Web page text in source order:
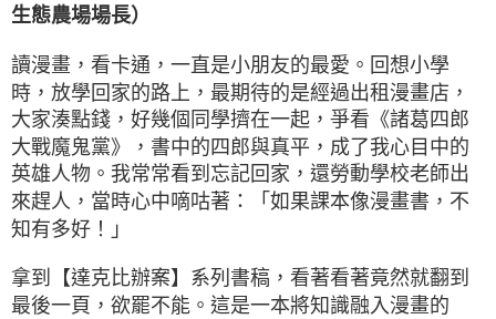
生態農場場長）
讀漫畫，看卡通，一直是小朋友的最愛。回想小學
時，放學回家的路上，最期待的是經過出租漫畫店，
大家湊點錢，好幾個同學擠在一起，爭看《諸葛四郎
大戰魔鬼黨》，書中的四郎與真平，成了我心目中的
英雄人物。我常常看到忘記回家，還勞動學校老師出
來趕人，當時心中嘀咕著：「如果課本像漫畫書，不
知有多好！」
拿到【達克比辦案】系列書稿，看著看著竟然就翻到
最後一頁，欲罷不能。這是一本將知識融入漫畫的